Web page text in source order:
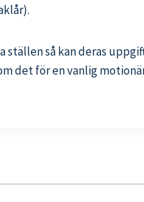
så kan deras
det för en vanlig